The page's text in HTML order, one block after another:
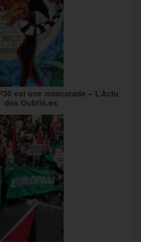
est une mascarade – L’Actu
des Oublié.es